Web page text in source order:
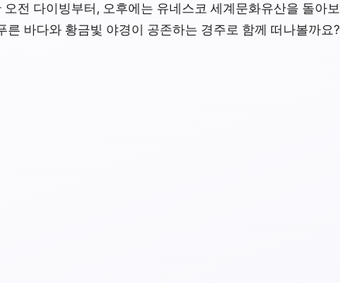
전 다이빙부터, 오후에는 유네스코 세계문화유산을 돌아보
른 바다와 황금빛 야경이 공존하는 경주로 함께 떠나볼까요?